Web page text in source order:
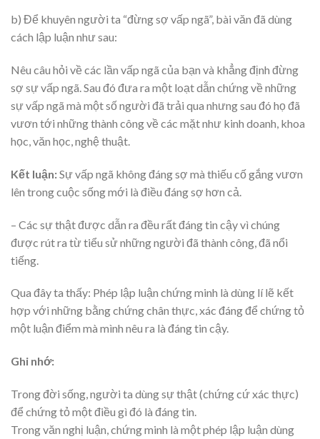
b) Để khuyên người ta “đừng sợ vấp ngã”, bài văn đã dùng
cách lập luận như sau:
Nêu câu hỏi về các lần vấp ngã của bạn và khẳng định đừng
sợ sự vấp ngã. Sau đó đưa ra một loạt dẫn chứng về những
sự vấp ngã mà một số người đã trải qua nhưng sau đó họ đã
vươn tới những thành công về các mặt như kinh doanh, khoa
học, văn học, nghệ thuật.
Kết luận:Sự vấp ngã không đáng sợ mà thiếu cố gắng vươn
lên trong cuộc sống mới là điều đáng sợ hơn cả.
– Các sự thật được dẫn ra đều rất đáng tin cậy vì chúng
được rút ra từ tiểu sử những người đã thành công, đã nổi
tiếng.
Qua đây ta thấy: Phép lập luận chứng minh là dùng lí lẽ kết
hợp với những bằng chứng chân thực, xác đáng để chứng tỏ
một luận điểm mà mình nêu ra là đáng tin cậy.
Ghi nhớ:
Trong đời sống, người ta dùng sự thật (chứng cứ xác thực)
để chứng tỏ một điều gì đó là đáng tin.
Trong văn nghị luận, chứng minh là một phép lập luận dùng